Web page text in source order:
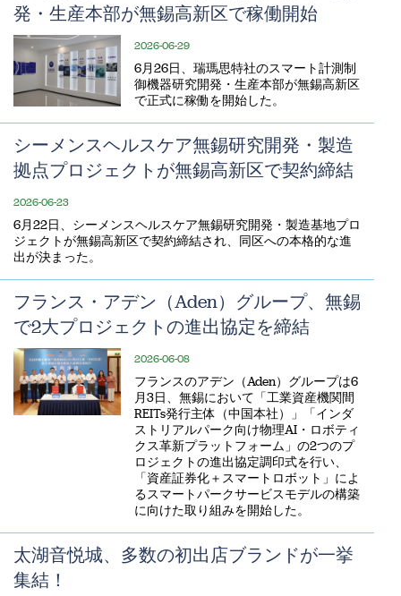
発・生産本部が無錫高新区で稼働開始
2026-06-29
6月26日、瑞瑪思特社のスマート計測制
御機器研究開発・生産本部が無錫高新区
で正式に稼働を開始した。
シーメンスヘルスケア無錫研究開発・製造
拠点プロジェクトが無錫高新区で契約締結
2026-06-23
6月22日、シーメンスヘルスケア無錫研究開発・製造基地プロ
ジェクトが無錫高新区で契約締結され、同区への本格的な進
出が決まった。
フランス・アデン（Aden）グループ、無錫
で2大プロジェクトの進出協定を締結
2026-06-08
フランスのアデン（Aden）グループは6
月3日、無錫において「工業資産機関間
REITs発行主体（中国本社）」「インダ
ストリアルパーク向け物理AI・ロボティ
クス革新プラットフォーム」の2つのプ
ロジェクトの進出協定調印式を行い、
「資産証券化＋スマートロボット」によ
るスマートパークサービスモデルの構築
に向けた取り組みを開始した。
太湖音悦城、多数の初出店ブランドが一挙
集結！